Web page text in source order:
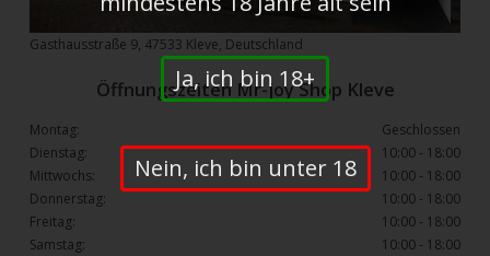
Gasthausstraße 9, 47533 Kleve, Deutschland
Öffnungszeiten Mr-joy Shop Kleve
Montag:
Geschlossen
Dienstag:
10:00 - 18:00
Mittwochs:
10:00 - 18:00
Donnerstag:
10:00 - 18:00
Freitag:
10:00 - 18:00
Samstag:
10:00 - 18:00
Ja, ich bin 18+
Nein, ich bin unter 18